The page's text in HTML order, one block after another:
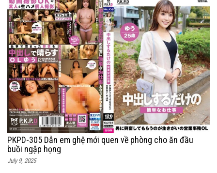
PKPD-305 Dẫn em ghệ mới quen về phòng cho ăn đầu
buồi ngập họng
July 9, 2025